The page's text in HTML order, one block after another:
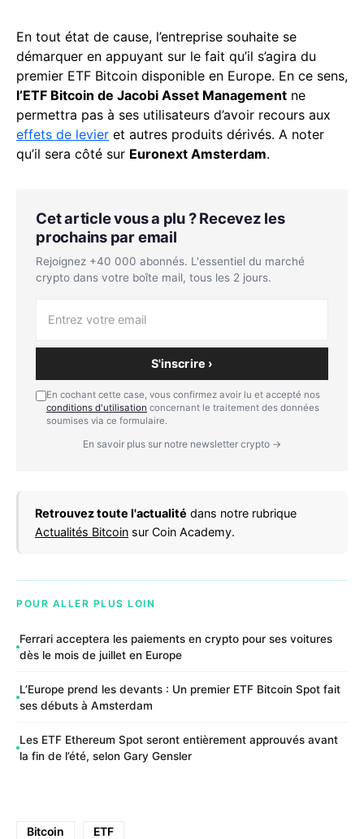
En tout état de cause, l’entreprise souhaite se
démarquer en appuyant sur le fait qu’il s’agira du
premier ETF Bitcoin disponible en Europe. En ce sens,
l’ETF Bitcoin de Jacobi Asset Management ne
permettra pas à ses utilisateurs d’avoir recours aux
effets de levier et autres produits dérivés. A noter
qu’il sera côté sur Euronext Amsterdam.
Cet article vous a plu ? Recevez les
prochains par email
Rejoignez +40 000 abonnés. L'essentiel du marché
crypto dans votre boîte mail, tous les 2 jours.
S'inscrire ›
En cochant cette case, vous confirmez avoir lu et accepté nos
conditions d'utilisation concernant le traitement des données
soumises via ce formulaire.
En savoir plus sur notre newsletter crypto →
Retrouvez toute l'actualité dans notre rubrique
Actualités Bitcoin sur Coin Academy.
POUR ALLER PLUS LOIN
Ferrari acceptera les paiements en crypto pour ses voitures
dès le mois de juillet en Europe
L’Europe prend les devants : Un premier ETF Bitcoin Spot fait
ses débuts à Amsterdam
Les ETF Ethereum Spot seront entièrement approuvés avant
la fin de l’été, selon Gary Gensler
Bitcoin ETF